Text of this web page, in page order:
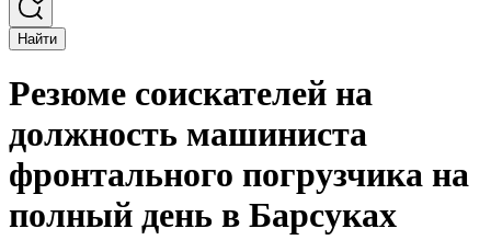
Найти
Резюме соискателей на
должность машиниста
фронтального погрузчика на
полный день в Барсуках